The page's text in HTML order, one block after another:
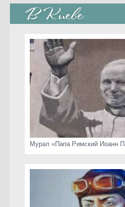
стрит-арт
коты Киева
скамейки
часы Киева
Мурал «Папа Римский Иоанн